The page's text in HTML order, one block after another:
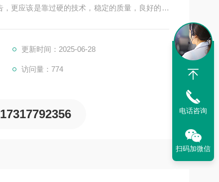
更应该是靠过硬的技术，稳定的质量，良好的口
更新时间：2025-06-28
访问量：774
17317792356 电话咨询
扫码加微信